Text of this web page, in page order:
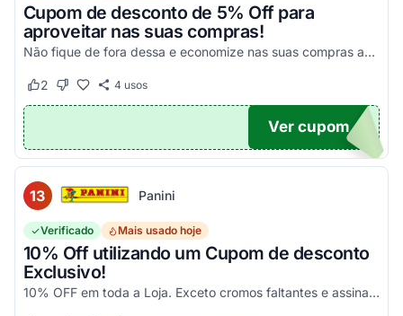
Cupom de desconto de 5% Off para
aproveitar nas suas compras!
Não fique de fora dessa e economize nas suas compras agora mesmo!
Este cupom funcionou
2 Este cupom não funcionou
4 usos
DO5
Ver cupom
13 Panini
Verificado Mais usado hoje
10% Off utilizando um Cupom de desconto
Exclusivo!
10% OFF em toda a Loja. Exceto cromos faltantes e assinaturas. Aproveite essa exclusividade!